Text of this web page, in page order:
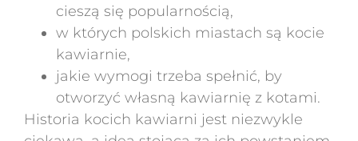
cieszą się popularnością,
w których polskich miastach są kocie
kawiarnie,
jakie wymogi trzeba spełnić, by
otworzyć własną kawiarnię z kotami.
Historia kocich kawiarni jest niezwykle